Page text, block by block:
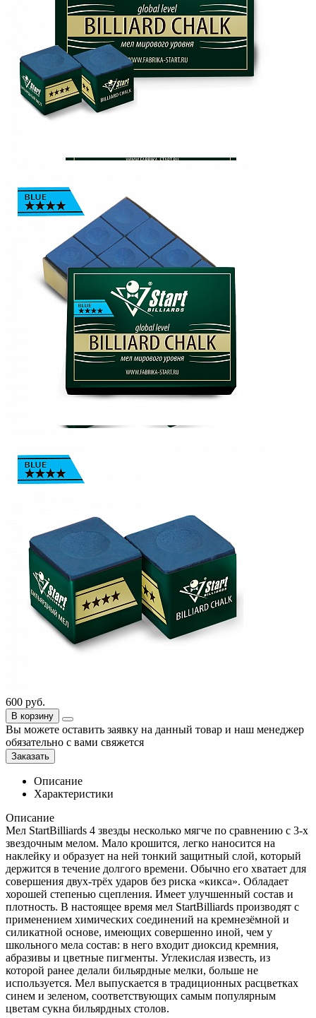
600 руб.
В корзину
Вы можете оставить заявку на данный товар и наш менеджер
обязательно с вами свяжется
Заказать
Описание
Характеристики
Описание
Мел StartBilliards 4 звезды несколько мягче по сравнению с 3-х
звездочным мелом. Мало крошится, легко наносится на
наклейку и образует на ней тонкий защитный слой, который
держится в течение долгого времени. Обычно его хватает для
совершения двух-трёх ударов без риска «кикса». Обладает
хорошей степенью сцепления. Имеет улучшенный состав и
плотность. В настоящее время мел StartBilliards производят с
применением химических соединений на кремнезёмной и
силикатной основе, имеющих совершенно иной, чем у
школьного мела состав: в него входит диоксид кремния,
абразивы и цветные пигменты. Углекислая известь, из
которой ранее делали бильярдные мелки, больше не
используется. Мел выпускается в традиционных расцветках
синем и зеленом, соответствующих самым популярным
цветам сукна бильярдных столов.